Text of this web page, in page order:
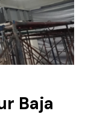
Baja